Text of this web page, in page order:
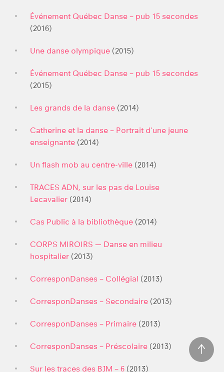
Événement Québec Danse – pub 15 secondes
(2016)
Une danse olympique (2015)
Événement Québec Danse – pub 15 secondes
(2015)
Les grands de la danse (2014)
Catherine et la danse – Portrait d’une jeune
enseignante (2014)
Un flash mob au centre-ville (2014)
TRACES ADN, sur les pas de Louise
Lecavalier (2014)
Cas Public à la bibliothèque (2014)
CORPS MIROIRS — Danse en milieu
hospitalier (2013)
CorresponDanses – Collégial (2013)
CorresponDanses – Secondaire (2013)
CorresponDanses – Primaire (2013)
CorresponDanses – Préscolaire (2013)
Sur les traces des BJM – 6 (2013)